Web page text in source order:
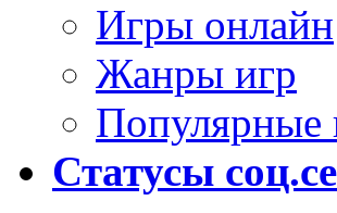
Игры онлайн
Жанры игр
Популярные
Статусы